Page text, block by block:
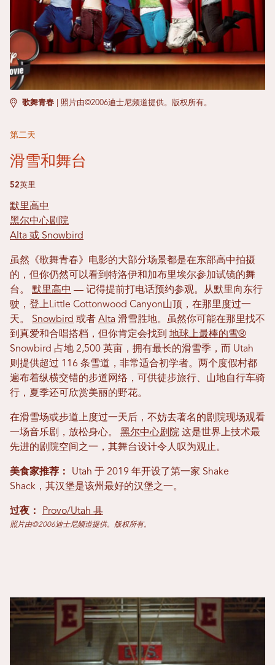
歌舞青春 照片由©2006迪士尼频道提供。版权所有。
第二天
滑雪和舞台
52英里
默里高中
黑尔中心剧院
Alta 或 Snowbird
虽然《歌舞青春》电影的大部分场景都是在东部高中拍摄
的，但你仍然可以看到特洛伊和加布里埃尔参加试镜的舞
台。 默里高中 — 记得提前打电话预约参观。从默里向东行
驶，登上Little Cottonwood Canyon山顶，在那里度过一
天。 Snowbird 或者 Alta 滑雪胜地。虽然你可能在那里找不
到真爱和合唱搭档，但你肯定会找到 地球上最棒的雪®
Snowbird 占地 2,500 英亩，拥有最长的滑雪季，而 Utah
则提供超过 116 条雪道，非常适合初学者。两个度假村都
遍布着纵横交错的步道网络，可供徒步旅行、山地自行车骑
行，夏季还可欣赏美丽的野花。
在滑雪场或步道上度过一天后，不妨去著名的剧院现场观看
一场音乐剧，放松身心。 黑尔中心剧院 这是世界上技术最
先进的剧院空间之一，其舞台设计令人叹为观止。
美食家推荐： Utah 于 2019 年开设了第一家 Shake
Shack，其汉堡是该州最好的汉堡之一。
过夜： Provo/Utah 县
照片由©2006迪士尼频道提供。版权所有。